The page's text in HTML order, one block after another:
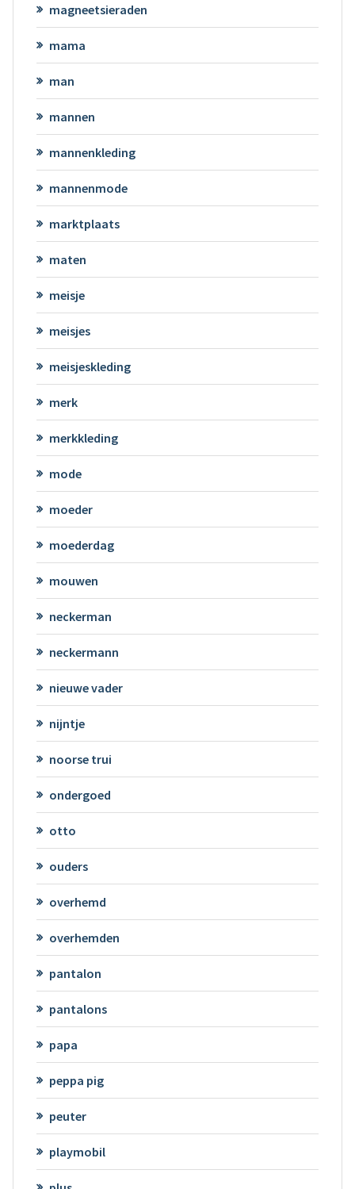
magneetsieraden
mama
man
mannen
mannenkleding
mannenmode
marktplaats
maten
meisje
meisjes
meisjeskleding
merk
merkkleding
mode
moeder
moederdag
mouwen
neckerman
neckermann
nieuwe vader
nijntje
noorse trui
ondergoed
otto
ouders
overhemd
overhemden
pantalon
pantalons
papa
peppa pig
peuter
playmobil